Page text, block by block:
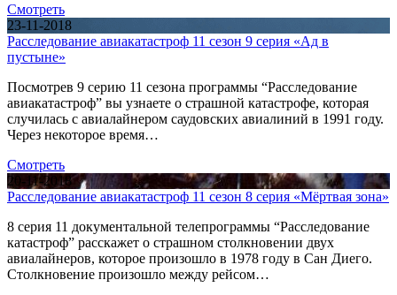
Смотреть
23-11-2018
Расследование авиакатастроф 11 сезон 9 серия «Ад в
пустыне»
Посмотрев 9 серию 11 сезона программы “Расследование
авиакатастроф” вы узнаете о страшной катастрофе, которая
случилась с авиалайнером саудовских авиалиний в 1991 году.
Через некоторое время…
Смотреть
20-11-2018
Расследование авиакатастроф 11 сезон 8 серия «Мёртвая зона»
8 серия 11 документальной телепрограммы “Расследование
катастроф” расскажет о страшном столкновении двух
авиалайнеров, которое произошло в 1978 году в Сан Диего.
Столкновение произошло между рейсом…